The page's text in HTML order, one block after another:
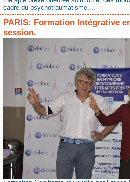
cadre du psychotraumatisme....
PARIS: Formation Intégrative
session.